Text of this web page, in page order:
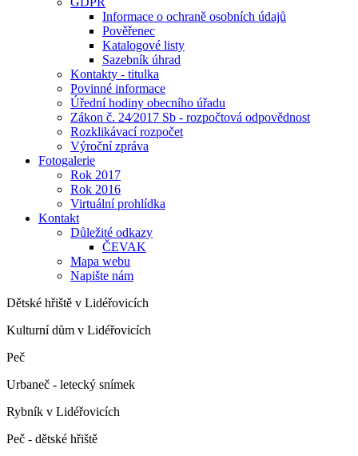
Informace o ochraně osobních údajů
Pověřenec
Katalogové listy
Sazebník úhrad
Kontakty - titulka
Povinné informace
Úřední hodiny obecního úřadu
Zákon č. 24⁄2017 Sb - rozpočtová odpovědnost
Rozklikávací rozpočet
Výroční zpráva
Fotogalerie
Rok 2017
Rok 2016
Virtuální prohlídka
Kontakt
Důležité odkazy
ČEVAK
Mapa webu
Napište nám
Dětské hřiště v Lidéřovicích
Kulturní dům v Lidéřovicích
Peč
Urbaneč - letecký snímek
Rybník v Lidéřovicích
Peč - dětské hřiště